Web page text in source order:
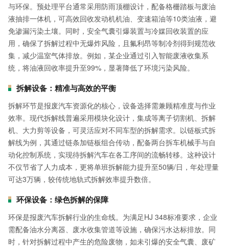
与环保。预处理平台通常采用防雨顶棚设计，配备格栅踏板与废油
液抽排一体机，可高效回收发动机机油、变速箱油等10类油液，避
免渗漏污染土壤。同时，安全气囊引爆装置与冷媒回收装置的应
用，确保了拆解过程中无爆炸风险，且氟利昂等制冷剂得到规范收
集，减少温室气体排放。例如，某企业通过引入智能废液收集系
统，将油液回收率提升至99%，显著降低了环境污染风险。
拆解设备：精准与高效的平衡
拆解环节是报废汽车资源化的核心，设备选择需兼顾精准度与作业
效率。现代拆解线普遍采用模块化设计，集成等离子切割机、拆解
机、大力剪等设备，可灵活应对不同车型的拆解需求。以链板式拆
解线为例，其通过链条加链板组合传动，配备两台拆车机械手与自
动化控制系统，实现待拆解汽车在各工序间的流畅转移。这种设计
不仅节省了人力成本，更将单班拆解能力提升至50辆/日，年处理量
可达3万辆，较传统地轨式拆解效率提升数倍。
环保设备：绿色拆解的保障
环保是报废汽车拆解行业的生命线。为满足HJ 348标准要求，企业
需配备油水分离器、废水收集管道等设施，确保污水达标排放。同
时，针对拆解过程中产生的危险废物，如未引爆的安全气囊、废矿